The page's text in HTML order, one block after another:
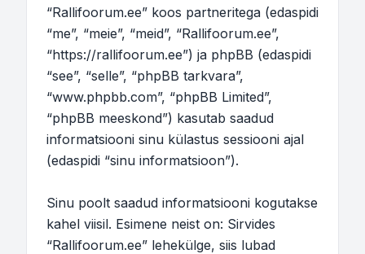
“Rallifoorum.ee” koos partneritega (edaspidi
“me”, “meie”, “meid”, “Rallifoorum.ee”,
“https://rallifoorum.ee”) ja phpBB (edaspidi
“see”, “selle”, “phpBB tarkvara”,
“www.phpbb.com”, “phpBB Limited”,
“phpBB meeskond”) kasutab saadud
informatsiooni sinu külastus sessiooni ajal
(edaspidi “sinu informatsioon”).
Sinu poolt saadud informatsiooni kogutakse
kahel viisil. Esimene neist on: Sirvides
“Rallifoorum.ee” lehekülge, siis lubad